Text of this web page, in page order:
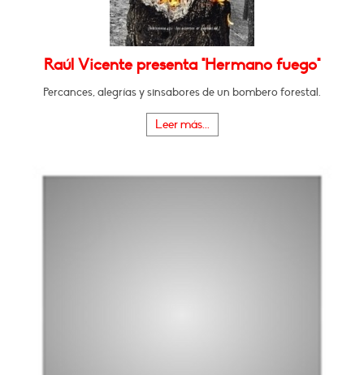
Raúl Vicente presenta "Hermano fuego"
Percances, alegrías y sinsabores de un bombero forestal.
Leer más...